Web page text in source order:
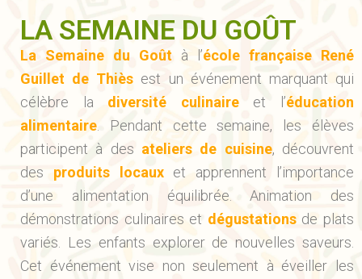
LA SEMAINE DU GOÛT
La Semaine du Goût à l’école française René
Guillet de Thiès est un événement marquant qui
célèbre la diversité culinaireet l’éducation
alimentaire . Pendant cette semaine, les élèves
participent à des ateliers de cuisine, découvrent
des produits locauxet apprennent l’importance
d’une alimentation équilibrée. Animation des
démonstrations culinaires et dégustationsde plats
variés. Les enfants explorer de nouvelles saveurs.
Cet événement vise non seulement à éveiller les